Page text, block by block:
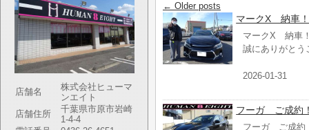
店舗名
株式会社ヒューマ
ンエイト
店舗住所
千葉県市原市岩崎
1-4-4
← Older posts
マークX 納
マークX 納車
誠にありがとう
2026-01-31
フーガ ご成約
フーガ ご成約